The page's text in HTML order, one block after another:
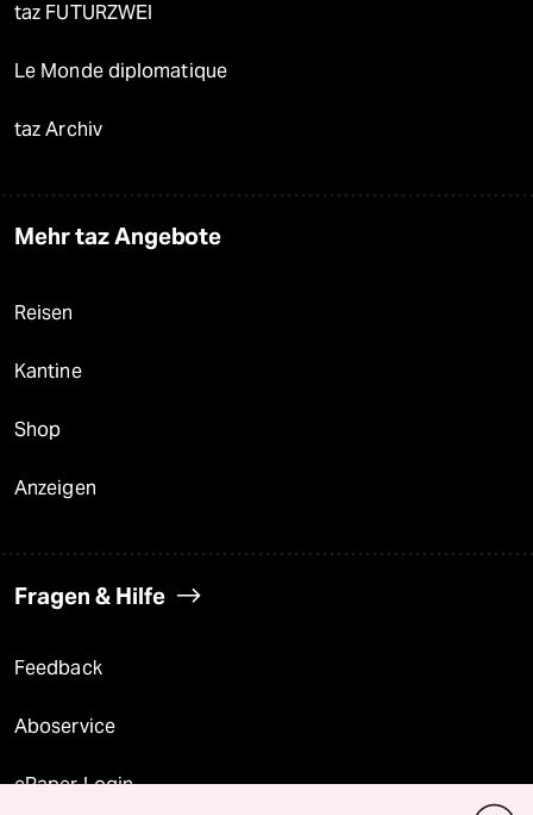
taz FUTURZWEI
Le Monde diplomatique
taz Archiv
Mehr taz Angebote
Reisen
Kantine
Shop
Anzeigen
Fragen & Hilfe
Feedback
Aboservice
ePaper Login